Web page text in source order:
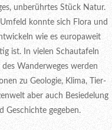
unberührtes Stück Natur.
Umfeld konnte sich Flora und
wie es europaweit
ist. In vielen Schautafeln
des Wanderweges werden
zu Geologie, Klima, Tier-
aber auch Besiedelung
Geschichte gegeben.